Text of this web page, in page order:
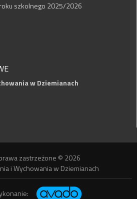
szkolnego 2025/2026
w Dziemianach
zastrzeżone © 2026
i Wychowania w Dziemianach